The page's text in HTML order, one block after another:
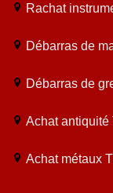
Rachat
Débarras de
Débarras de
Achat antiquité
Achat métaux